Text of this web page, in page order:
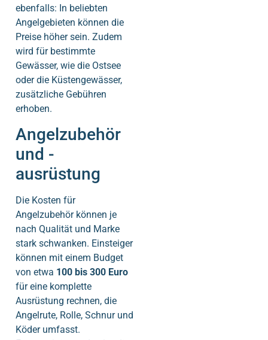
ebenfalls: In beliebten
Angelgebieten können die
Preise höher sein. Zudem
wird für bestimmte
Gewässer, wie die Ostsee
oder die Küstengewässer,
zusätzliche Gebühren
erhoben.
Angelzubehör
und -
ausrüstung
Die Kosten für
Angelzubehör können je
nach Qualität und Marke
stark schwanken. Einsteiger
können mit einem Budget
von etwa 100 bis 300 Euro
für eine komplette
Ausrüstung rechnen, die
Angelrute, Rolle, Schnur und
Köder umfasst.